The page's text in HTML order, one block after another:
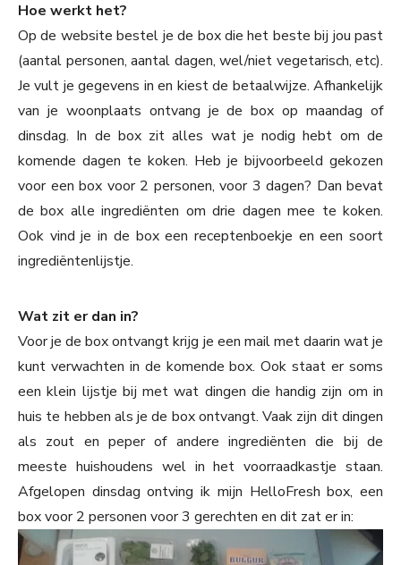
Hoe werkt het?
Op de website bestel je de box die het beste bij jou past
(aantal personen, aantal dagen, wel/niet vegetarisch, etc).
Je vult je gegevens in en kiest de betaalwijze. Afhankelijk
van je woonplaats ontvang je de box op maandag of
dinsdag. In de box zit alles wat je nodig hebt om de
komende dagen te koken. Heb je bijvoorbeeld gekozen
voor een box voor 2 personen, voor 3 dagen? Dan bevat
de box alle ingrediënten om drie dagen mee te koken.
Ook vind je in de box een receptenboekje en een soort
ingrediëntenlijstje.
Wat zit er dan in?
Voor je de box ontvangt krijg je een mail met daarin wat je
kunt verwachten in de komende box. Ook staat er soms
een klein lijstje bij met wat dingen die handig zijn om in
huis te hebben als je de box ontvangt. Vaak zijn dit dingen
als zout en peper of andere ingrediënten die bij de
meeste huishoudens wel in het voorraadkastje staan.
Afgelopen dinsdag ontving ik mijn HelloFresh box, een
box voor 2 personen voor 3 gerechten en dit zat er in: